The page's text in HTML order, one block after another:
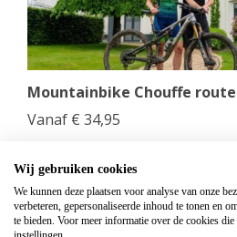
Mountainbike Chouffe route
Vanaf € 34,95
langs de beroemde Achouffe
bekijken
Wij gebruiken cookies
We kunnen deze plaatsen voor analyse van onze
verbeteren, gepersonaliseerde inhoud te tonen en
te bieden. Voor meer informatie over de cookies